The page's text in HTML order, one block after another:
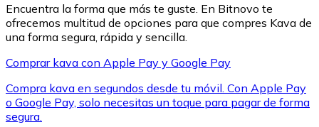
XRP
XRP
Encuentra la forma que más te guste. En Bitnovo te
ofrecemos multitud de opciones para que compres Kava de
una forma segura, rápida y sencilla.
Comprar kava con Apple Pay y Google Pay
Compra kava en segundos desde tu móvil. Con Apple Pay
o Google Pay, solo necesitas un toque para pagar de forma
segura.